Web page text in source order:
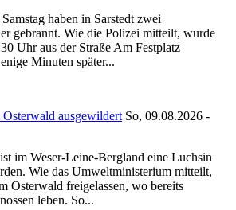
haben in Sarstedt zwei
gebrannt. Wie die Polizei mitteilt, wurde
Uhr aus der Straße Am Festplatz
Minuten später...
ausgewildert So, 09.08.2026 -
im Weser-Leine-Bergland eine Luchsin
Wie das Umweltministerium mitteilt,
Osterwald freigelassen, wo bereits
leben. So...